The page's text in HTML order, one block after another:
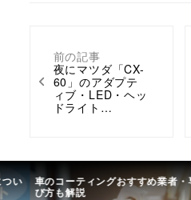
前の記事
夜にマツダ「CX-
60」のアダプテ
ィブ・LED・ヘッ
ドライト…
い 車のコーティングおすすめ業者
び方も解説